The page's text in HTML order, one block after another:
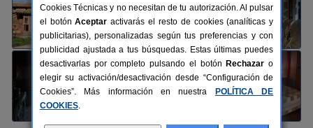
Cookies Técnicas y no necesitan de tu autorización. Al pulsar
el botónAceptar activarás el resto de cookies (analíticas y
publicitarias), personalizadas según tus preferencias y con
publicidad ajustada a tus búsquedas. Estas últimas puedes
desactivarlas por completo pulsando el botón Rechazar o
elegir su activación/desactivación desde “Configuración de
Cookies”. Más información en nuestra
POLÍTICA DE
COOKIES.